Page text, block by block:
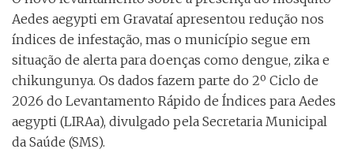
Aedes aegypti em Gravataí apresentou redução nos
índices de infestação, mas o município segue em
situação de alerta para doenças como dengue, zika e
chikungunya. Os dados fazem parte do 2º Ciclo de
2026 do Levantamento Rápido de Índices para Aedes
aegypti (LIRAa), divulgado pela Secretaria Municipal
da Saúde (SMS).